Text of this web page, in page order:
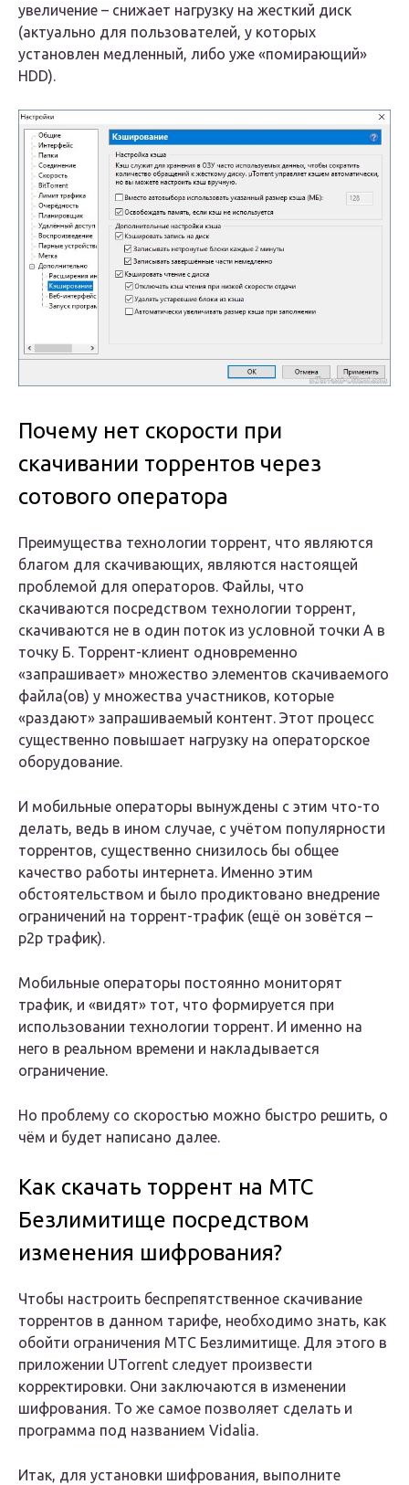
увеличение – снижает нагрузку на жесткий диск
(актуально для пользователей, у которых
установлен медленный, либо уже «помирающий»
HDD).
Почему нет скорости при
скачивании торрентов через
сотового оператора
Преимущества технологии торрент, что являются
благом для скачивающих, являются настоящей
проблемой для операторов. Файлы, что
скачиваются посредством технологии торрент,
скачиваются не в один поток из условной точки А в
точку Б. Торрент-клиент одновременно
«запрашивает» множество элементов скачиваемого
файла(ов) у множества участников, которые
«раздают» запрашиваемый контент. Этот процесс
существенно повышает нагрузку на операторское
оборудование.
И мобильные операторы вынуждены с этим что-то
делать, ведь в ином случае, с учётом популярности
торрентов, существенно снизилось бы общее
качество работы интернета. Именно этим
обстоятельством и было продиктовано внедрение
ограничений на торрент-трафик (ещё он зовётся –
p2p трафик).
Мобильные операторы постоянно мониторят
трафик, и «видят» тот, что формируется при
использовании технологии торрент. И именно на
него в реальном времени и накладывается
ограничение.
Но проблему со скоростью можно быстро решить, о
чём и будет написано далее.
Как скачать торрент на МТС
Безлимитище посредством
изменения шифрования?
Чтобы настроить беспрепятственное скачивание
торрентов в данном тарифе, необходимо знать, как
обойти ограничения МТС Безлимитище. Для этого в
приложении UTorrent следует произвести
корректировки. Они заключаются в изменении
шифрования. То же самое позволяет сделать и
программа под названием Vidalia.
Итак, для установки шифрования, выполните